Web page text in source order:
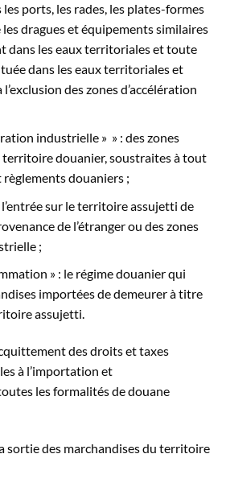
ports, les rades, les plates-formes
les dragues et équipements similaires
dans les eaux territoriales et toute
dans les eaux territoriales et
des zones d’accélération
industrielle » » : des zones
territoire douanier, soustraites à tout
douaniers ;
sur le territoire assujetti de
de l’étranger ou des zones
;
» : le régime douanier qui
importées de demeurer à titre
assujetti.
des droits et taxes
à l’importation et
les formalités de douane
sortie des marchandises du territoire